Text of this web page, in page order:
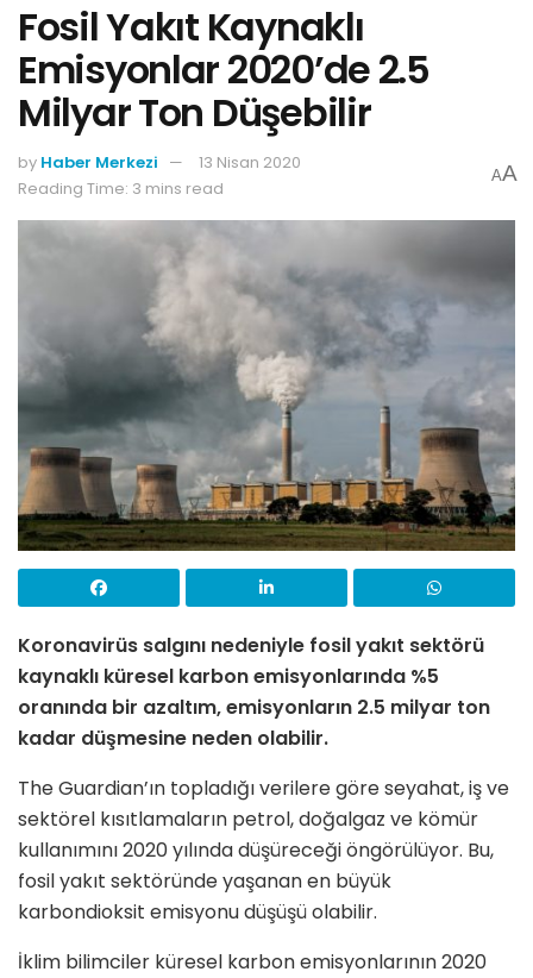
Fosil Yakıt Kaynaklı
Emisyonlar 2020’de 2.5
Milyar Ton Düşebilir
by Haber Merkezi
13 Nisan 2020
Reading Time: 3 mins read
AA
Koronavirüs salgını nedeniyle fosil yakıt sektörü
kaynaklı küresel karbon emisyonlarında %5
oranında bir azaltım, emisyonların 2.5 milyar ton
kadar düşmesine neden olabilir.
The Guardian’ın topladığı verilere göre seyahat, iş ve
sektörel kısıtlamaların petrol, doğalgaz ve kömür
kullanımını 2020 yılında düşüreceği öngörülüyor. Bu,
fosil yakıt sektöründe yaşanan en büyük
karbondioksit emisyonu düşüşü olabilir.
İklim bilimciler küresel karbon emisyonlarının 2020